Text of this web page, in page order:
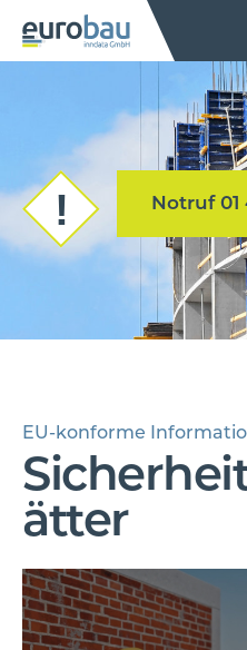
Notruf 01
EU-konforme
ätter